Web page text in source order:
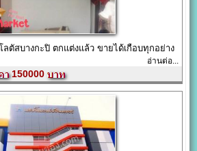
ลตัสบางกะปิ ตกแต่งแล้ว ขายได้เกือบทุกอย่าง
อ่านต่อ...
150000